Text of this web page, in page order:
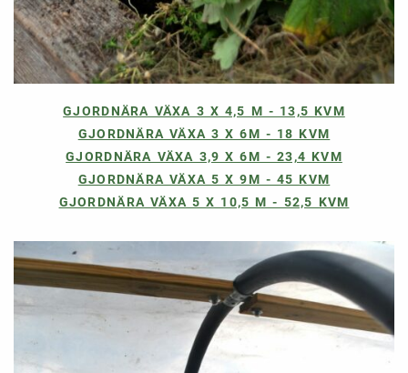
GJORDNÄRA VÄXA 3 X 4,5 M - 13,5 KVM
GJORDNÄRA VÄXA 3 X 6M - 18 KVM
GJORDNÄRA VÄXA 3,9 X 6M - 23,4 KVM
GJORDNÄRA VÄXA 5 X 9M - 45 KVM
GJORDNÄRA VÄXA 5 X 10,5 M - 52,5 KVM